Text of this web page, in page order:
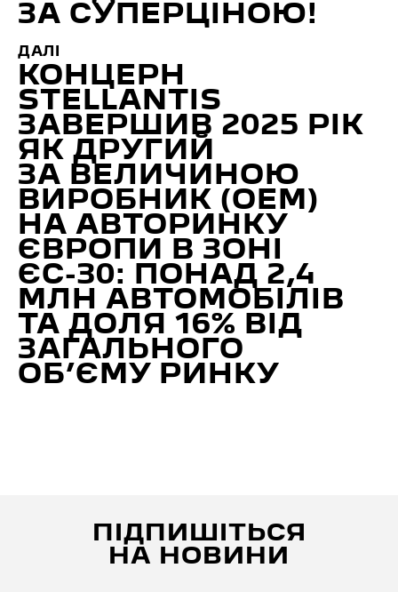
ЗА СУПЕРЦІНОЮ!
ДАЛІ
КОНЦЕРН
STELLANTIS
ЗАВЕРШИВ 2025 РІК
ЯК ДРУГИЙ
ЗА ВЕЛИЧИНОЮ
ВИРОБНИК (ОЕМ)
НА АВТОРИНКУ
ЄВРОПИ В ЗОНІ
ЄС-30: ПОНАД 2,4
МЛН АВТОМОБІЛІВ
ТА ДОЛЯ 16% ВІД
ЗАГАЛЬНОГО
ОБ’ЄМУ РИНКУ
ПІДПИШІТЬСЯ
НА НОВИНИ